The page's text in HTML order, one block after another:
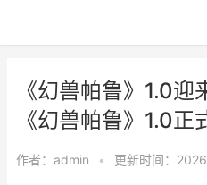
《幻兽帕鲁》1.0
《幻兽帕鲁》1.0正
作者： admin • 更新时间：